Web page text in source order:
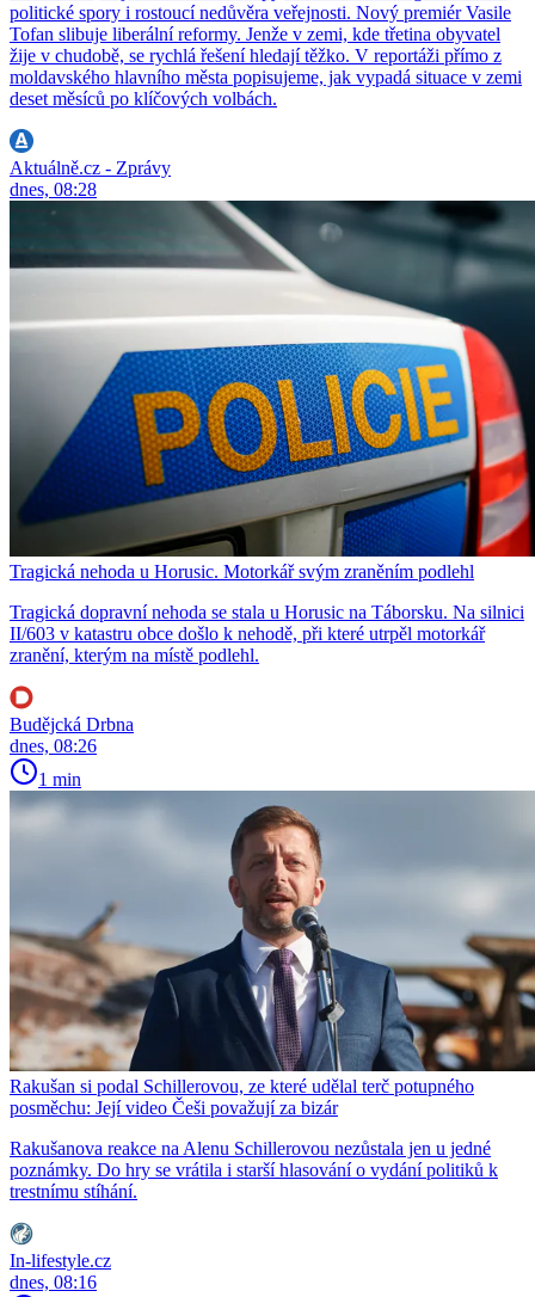
politické spory i rostoucí nedůvěra veřejnosti. Nový premiér Vasile
Tofan slibuje liberální reformy. Jenže v zemi, kde třetina obyvatel
žije v chudobě, se rychlá řešení hledají těžko. V reportáži přímo z
moldavského hlavního města popisujeme, jak vypadá situace v zemi
deset měsíců po klíčových volbách.
Aktuálně.cz - Zprávy
dnes, 08:28
Tragická nehoda u Horusic. Motorkář svým zraněním podlehl
Tragická dopravní nehoda se stala u Horusic na Táborsku. Na silnici
II/603 v katastru obce došlo k nehodě, při které utrpěl motorkář
zranění, kterým na místě podlehl.
Budějcká Drbna
dnes, 08:26
1 min
Rakušan si podal Schillerovou, ze které udělal terč potupného
posměchu: Její video Češi považují za bizár
Rakušanova reakce na Alenu Schillerovou nezůstala jen u jedné
poznámky. Do hry se vrátila i starší hlasování o vydání politiků k
trestnímu stíhání.
In-lifestyle.cz
dnes, 08:16